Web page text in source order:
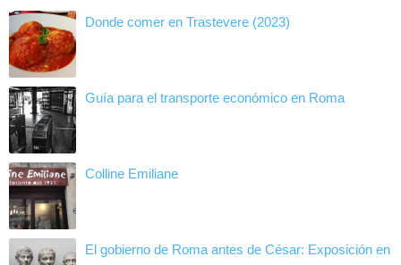
Donde comer en Trastevere (2023)
Guía para el transporte económico en Roma
Colline Emiliane
El gobierno de Roma antes de César: Exposición en